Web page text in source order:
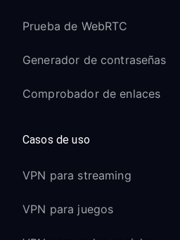
Prueba de WebRTC
Generador de contraseñas
Comprobador de enlaces
Casos de uso
VPN para streaming
VPN para juegos